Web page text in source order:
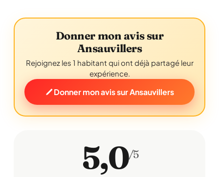
Donner mon avis sur
Ansauvillers
Rejoignez les 1 habitant qui ont déjà partagé leur
expérience.
Donner mon avis sur Ansauvillers
5,0/5